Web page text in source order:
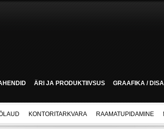
ÄRI JA PRODUKTIIVSUS GRAAFIKA /
KONTORITARKVARA RAAMATUPIDAMINE